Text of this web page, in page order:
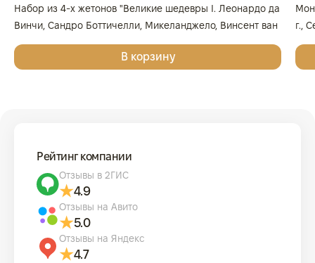
Набор из 4-х жетонов "Великие шедевры I. Леонардо да
Винчи, Сандро Боттичелли, Микеланджело, Винсент ван
Гог", 2025г., Серебро, 62,2 гр., проба 999, ГЕРМАНИЯ
В корзину
г.,
Рейтинг компании
Отзывы в 2ГИС
4.9
Отзывы на Авито
5.0
Отзывы на Яндекс
4.7